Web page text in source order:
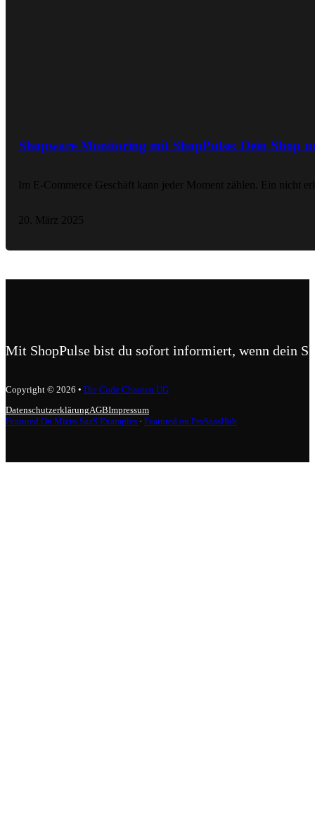
Shopware Monitoring mit ShopPulse: Dein Shop
Im E-Commerce Geschäft kann jeder Moment zählen. Ein nicht
20. März 2025
Mit ShopPulse bist du sofort informiert, wenn dein
Copyright © 2026 • Die Code Chaoten UG
DatenschutzerklärungAGBImpressum
Featured On Micro SaaS Examples · Featured on ProSaasHub